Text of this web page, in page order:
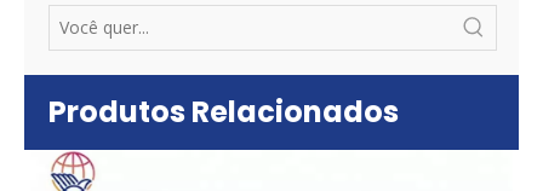
Produtos Relacionados